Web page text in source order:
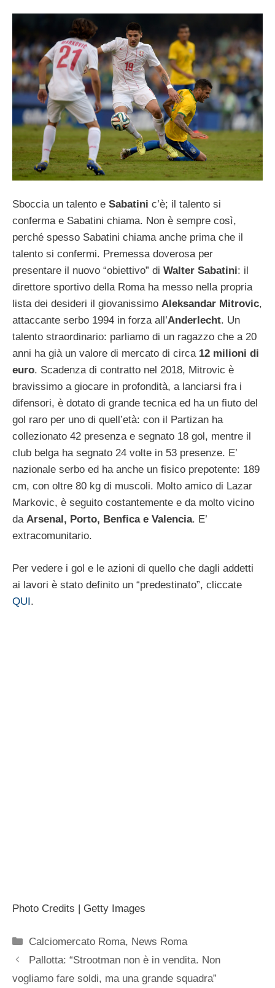
Sboccia un talento e Sabatini c’è; il talento si
conferma e Sabatini chiama. Non è sempre così,
perché spesso Sabatini chiama anche prima che il
talento si confermi. Premessa doverosa per
presentare il nuovo “obiettivo” di Walter Sabatini: il
direttore sportivo della Roma ha messo nella propria
lista dei desideri il giovanissimo Aleksandar Mitrovic,
attaccante serbo 1994 in forza all’Anderlecht. Un
talento straordinario: parliamo di un ragazzo che a 20
anni ha già un valore di mercato di circa 12 milioni di
euro. Scadenza di contratto nel 2018, Mitrovic è
bravissimo a giocare in profondità, a lanciarsi fra i
difensori, è dotato di grande tecnica ed ha un fiuto del
gol raro per uno di quell’età: con il Partizan ha
collezionato 42 presenza e segnato 18 gol, mentre il
club belga ha segnato 24 volte in 53 presenze. E’
nazionale serbo ed ha anche un fisico prepotente: 189
cm, con oltre 80 kg di muscoli. Molto amico di Lazar
Markovic, è seguito costantemente e da molto vicino
da Arsenal, Porto, Benfica e Valencia. E’
extracomunitario.
Per vedere i gol e le azioni di quello che dagli addetti
ai lavori è stato definito un “predestinato”, cliccate
QUI.
Photo Credits | Getty Images
Categorie
Calciomercato Roma, News Roma
Pallotta: “Strootman non è in vendita. Non
vogliamo fare soldi, ma una grande squadra”